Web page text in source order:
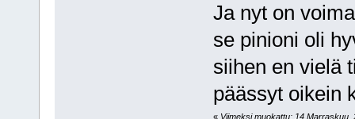
Ja nyt on
se pinioni oli
siihen en vielä
päässyt oikein
« Viimeksi muokattu: 14 Marraskuu,